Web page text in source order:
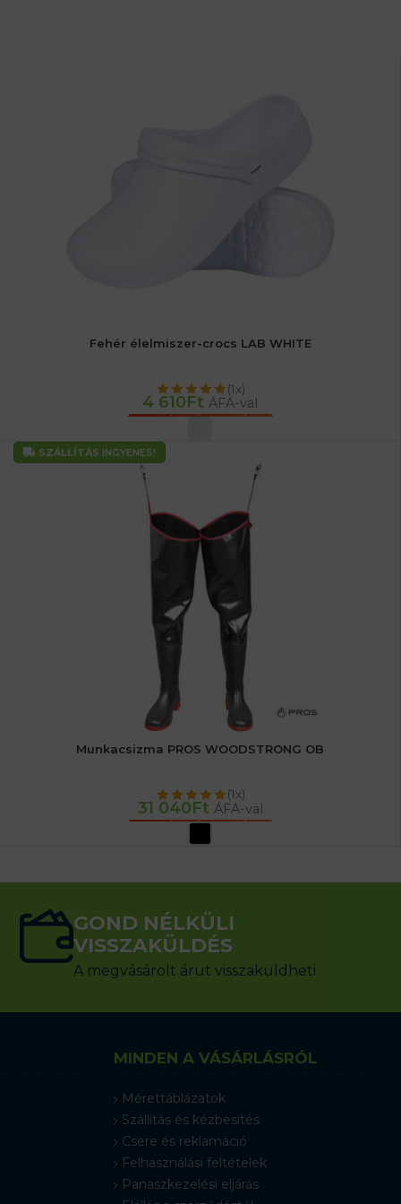
Fehér élelmiszer-crocs LAB WHITE
(1x)
4 610Ft ÁFA-val
OPCIÓK VÁLASZTÁSA
SZÁLLÍTÁS INGYENES!
Munkacsizma PROS WOODSTRONG OB
(1x)
31 040Ft ÁFA-val
OPCIÓK VÁLASZTÁSA
GOND NÉLKÜLI
VISSZAKÜLDÉS
A megvásárolt árut visszaküldheti
MINDEN A VÁSÁRLÁSRÓL
Mérettáblázatok
Szállítás és kézbesítés
Csere és reklamáció
Felhasználási feltételek
Panaszkezelési eljárás